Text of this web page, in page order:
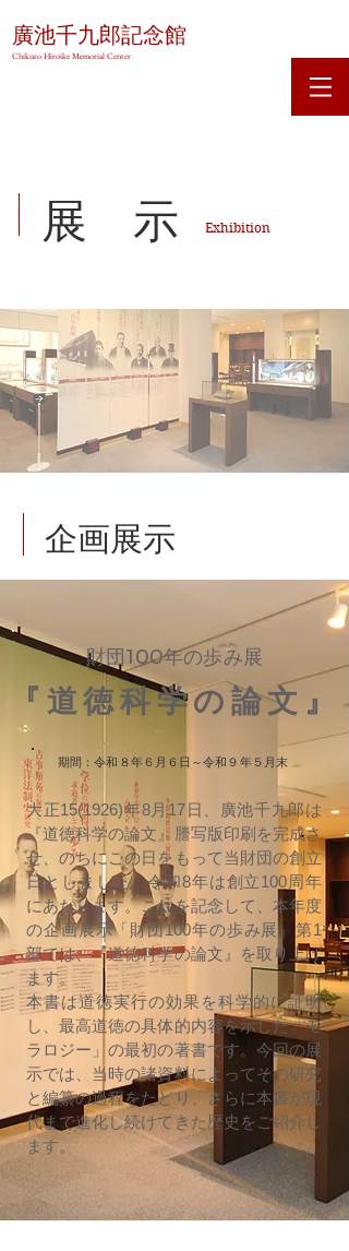
廣池千九郎記念館
Chikuro Hiroike Memorial Center
Exhibition
展 示
企画展示
財団100年の歩み展
​『道徳科学の論文』
期間：令和８年６月６日～令和９年５月末
大正15(1926)年8月17日、廣池千九郎は
『道徳科学の論文』謄写版印刷を完成さ
せ、のちにこの日をもって当財団の創立
日としました。令和8年は創立100周年
にあたります。これを記念して、本年度
の企画展示「財団100年の歩み展」第1
部では、『道徳科学の論文』を取り上げ
ます。
本書は道徳実行の効果を科学的に証明
し、最高道徳の具体的内容を示した「モ
ラロジー」の最初の著書です。今回の展
示では、当時の諸資料によってその研究
と編纂の過程をたどり、さらに本書が現
代まで進化し続けてきた歴史をご紹介し
ます。